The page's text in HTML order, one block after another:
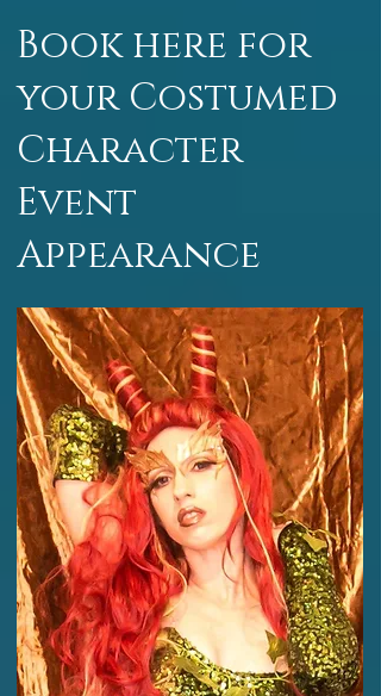
Book here for
your Costumed
Character
Event
Appearance